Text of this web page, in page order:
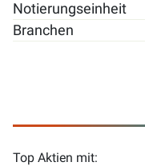
Notierungseinheit
Branchen
Top Aktien mit: